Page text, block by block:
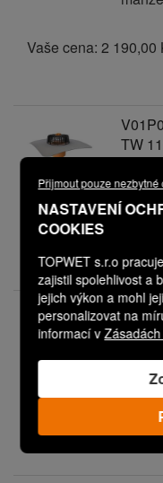
Přijmout pouze nezbytné
NASTAVENÍ
COOKIES
TOPWET s.r.o
zajistil spolehlivost a
jejich výkon a mohl
personalizovat na
informací v
Vaše cena: 2 190,00
TW
Svislá
Vaše cena:2 190,00
TW
2